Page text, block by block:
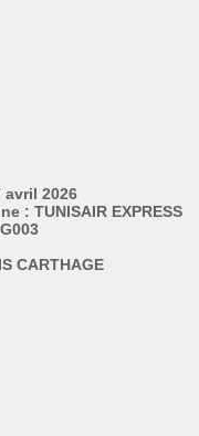
avril 2026
: TUNISAIR EXPRESS
CARTHAGE